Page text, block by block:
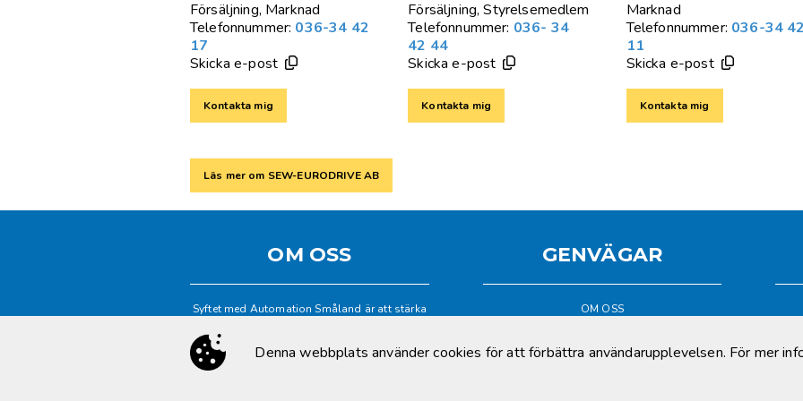
Försäljning, Marknad
Telefonnummer: 036-34 42
17
Skicka e-post
Kontakta mig
Försäljning, Styrelsemedlem
Telefonnummer: 036- 34
42 44
Skicka e-post
Kontakta mig
Marknad
Telefonnummer: 036-34 42
11
Skicka e-post
Kontakta mig
Läs mer om SEW-EURODRIVE AB
OM OSS
Syftet med Automation Småland är att stärka
digitalisering, främst i Småland med omnejd.
GENVÄGAR
OM OSS
VÄRDERINGAR
PARTNERS
Denna webbplats använder cookies för att förbättra användarupplevelsen. För mer